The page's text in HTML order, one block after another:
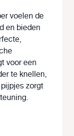
voelen de
en bieden
voor een
te knellen,
zorgt